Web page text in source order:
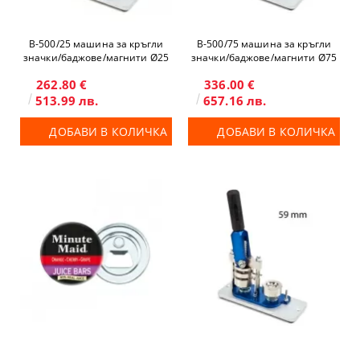
B-500/25 машина за кръгли
значки/баджове/магнити Ø25
262.80 €
513.99 лв.
ДОБАВИ В КОЛИЧКА
B-500/75 машина за кръгли
значки/баджове/магнити Ø75
336.00 €
657.16 лв.
ДОБАВИ В КОЛИЧКА